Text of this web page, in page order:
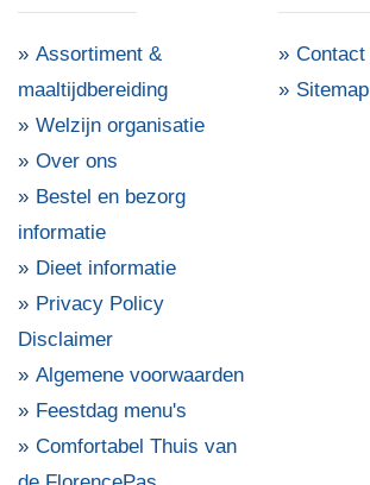
Assortiment &
maaltijdbereiding
Welzijn organisatie
Over ons
Bestel en bezorg
informatie
Dieet informatie
Privacy Policy
Disclaimer
Algemene voorwaarden
Feestdag menu's
Comfortabel Thuis van
Contact
Sitemap